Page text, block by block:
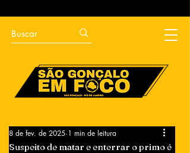
Suspeito de matar e enterrar o primo é
8 de fev. de 2025 1 min de leitura